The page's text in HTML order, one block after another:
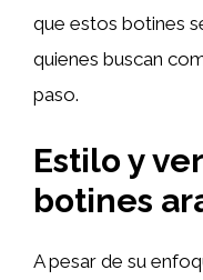
que estos botines
quienes buscan
paso.
Estilo y
botines
A pesar de su